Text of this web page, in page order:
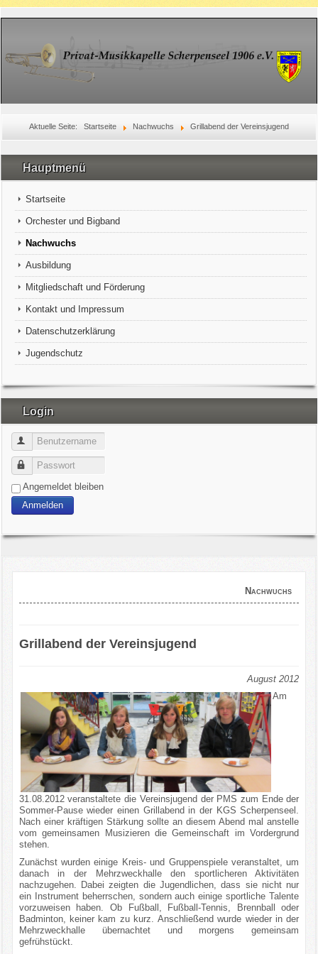
Aktuelle Seite: Startseite Nachwuchs Grillabend der Vereinsjugend
Hauptmenü
Startseite
Orchester und Bigband
Nachwuchs
Ausbildung
Mitgliedschaft und Förderung
Kontakt und Impressum
Datenschutzerklärung
Jugendschutz
Login
Benutzername
Passwort
Angemeldet bleiben
Anmelden
Nachwuchs
Grillabend der Vereinsjugend
August 2012
Am
31.08.2012 veranstaltete die Vereinsjugend der PMS zum Ende der
Sommer-Pause wieder einen Grillabend in der KGS Scherpenseel.
Nach einer kräftigen Stärkung sollte an diesem Abend mal anstelle
vom gemeinsamen Musizieren die Gemeinschaft im Vordergrund
stehen.
Zunächst wurden einige Kreis- und Gruppenspiele veranstaltet, um
danach in der Mehrzweckhalle den sportlicheren Aktivitäten
nachzugehen. Dabei zeigten die Jugendlichen, dass sie nicht nur
ein Instrument beherrschen, sondern auch einige sportliche Talente
vorzuweisen haben. Ob Fußball, Fußball-Tennis, Brennball oder
Badminton, keiner kam zu kurz. Anschließend wurde wieder in der
Mehrzweckhalle übernachtet und morgens gemeinsam
gefrühstückt.